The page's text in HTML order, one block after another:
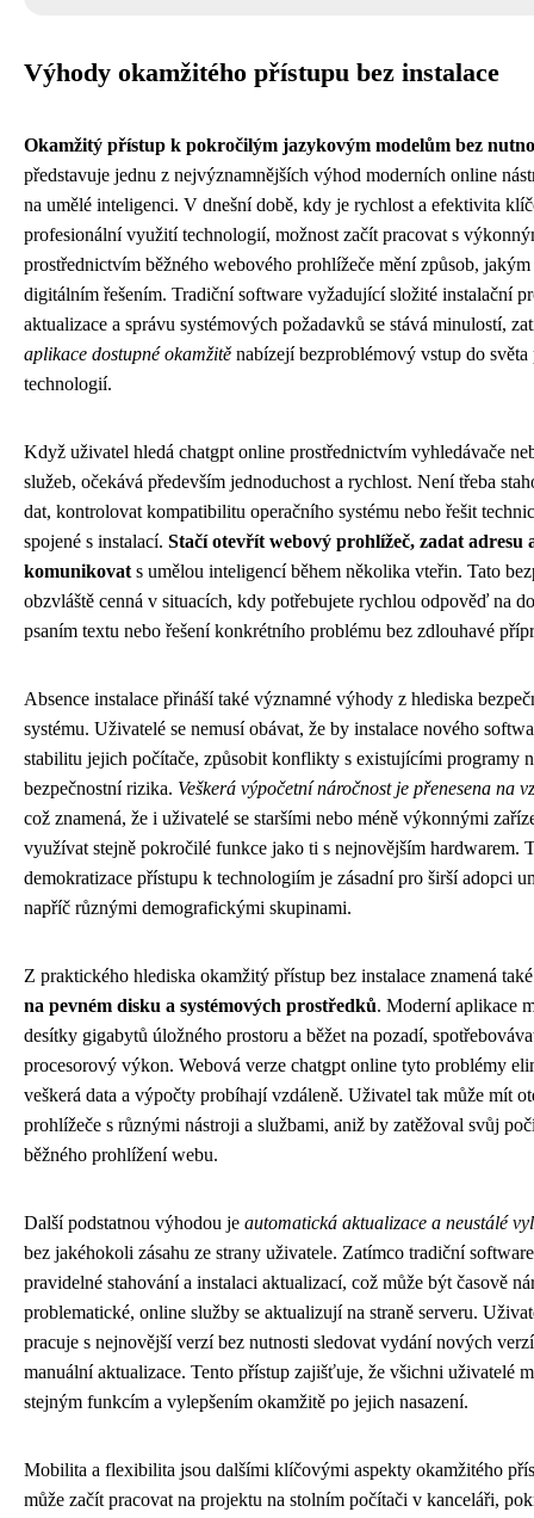
Výhody okamžitého přístupu bez instalace
Okamžitý přístup k pokročilým jazykovým modelům bez
představuje jednu z nejvýznamnějších výhod moderních online
na umělé inteligenci. V dnešní době, kdy je rychlost a efektivita
profesionální využití technologií, možnost začít pracovat s
prostřednictvím běžného webového prohlížeče mění způsob,
digitálním řešením. Tradiční software vyžadující složité instalační
aktualizace a správu systémových požadavků se stává minulostí,
aplikace dostupné okamžitě nabízejí bezproblémový vstup do
technologií.
Když uživatel hledá chatgpt online prostřednictvím vyhledávače
služeb, očekává především jednoduchost a rychlost. Není třeba
dat, kontrolovat kompatibilitu operačního systému nebo řešit
spojené s instalací. Stačí otevřít webový prohlížeč, zadat adresu
komunikovat s umělou inteligencí během několika vteřin. Tato
obzvláště cenná v situacích, kdy potřebujete rychlou odpověď na
psaním textu nebo řešení konkrétního problému bez zdlouhavé
Absence instalace přináší také významné výhody z hlediska
systému. Uživatelé se nemusí obávat, že by instalace nového
stabilitu jejich počítače, způsobit konflikty s existujícími programy
bezpečnostní rizika. Veškerá výpočetní náročnost je přenesena na
což znamená, že i uživatelé se staršími nebo méně výkonnými
využívat stejně pokročilé funkce jako ti s nejnovějším hardwarem.
demokratizace přístupu k technologiím je zásadní pro širší adopci
napříč různými demografickými skupinami.
Z praktického hlediska okamžitý přístup bez instalace znamená
na pevném disku a systémových prostředků. Moderní aplikace
desítky gigabytů úložného prostoru a běžet na pozadí,
procesorový výkon. Webová verze chatgpt online tyto problémy
veškerá data a výpočty probíhají vzdáleně. Uživatel tak může mít
prohlížeče s různými nástroji a službami, aniž by zatěžoval svůj
běžného prohlížení webu.
Další podstatnou výhodou je automatická aktualizace a neustálé
bez jakéhokoli zásahu ze strany uživatele. Zatímco tradiční
pravidelné stahování a instalaci aktualizací, což může být časově
problematické, online služby se aktualizují na straně serveru.
pracuje s nejnovější verzí bez nutnosti sledovat vydání nových
manuální aktualizace. Tento přístup zajišťuje, že všichni uživatelé
stejným funkcím a vylepšením okamžitě po jejich nasazení.
Mobilita a flexibilita jsou dalšími klíčovými aspekty okamžitého
může začít pracovat na projektu na stolním počítači v kanceláři,